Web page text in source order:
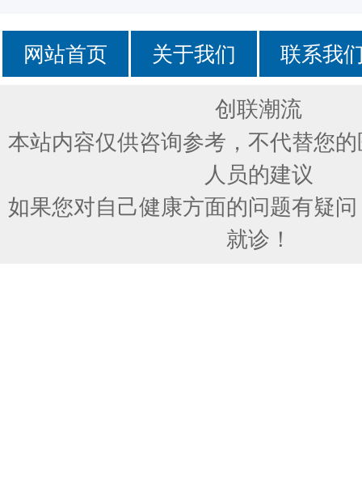
网站首页 关于我们 联系我
创联潮流
本站内容仅供咨询参考，不代替您
人员的建议
如果您对自己健康方面的问题有疑
就诊！